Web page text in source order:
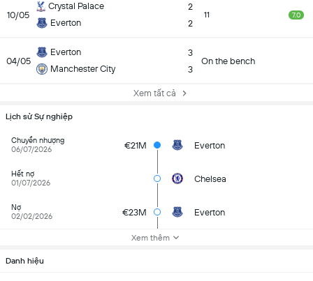
10/05
Crystal Palace
Everton
2
2
11 7.0
04/05
Everton
Manchester City
3
3
On the bench
Xem tất cả
Lịch sử Sự nghiệp
Chuyển nhượng
06/07/2026
€21M Everton
Hết nợ
01/07/2026
Chelsea
Nợ
02/02/2026
€23M Everton
Xem thêm
Danh hiệu